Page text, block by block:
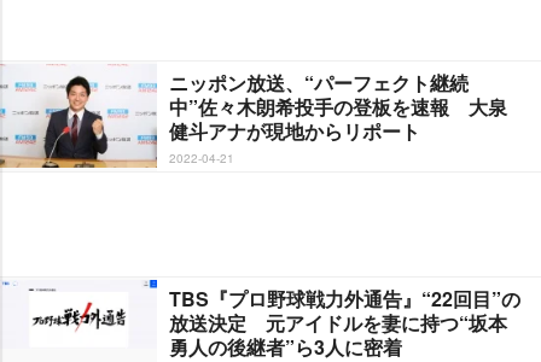
ニッポン放送、“パーフェクト継続
中”佐々木朗希投手の登板を速報 大泉
健斗アナが現地からリポート
2022-04-21
TBS『プロ野球戦力外通告』“22回目”の
放送決定 元アイドルを妻に持つ“坂本
勇人の後継者”ら3人に密着